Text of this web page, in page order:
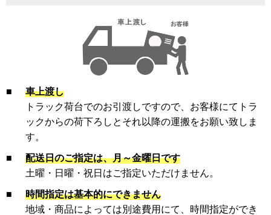
■
車上渡し
トラック荷台でのお引渡しですので、お客様にてトラ
ックからの荷下ろしとそれ以降の運搬をお願い致しま
す。
■
配送日のご指定は、月～金曜日です
土曜・日曜・祝日はご指定いただけません。
■
時間指定は基本的にできません
地域・商品によっては別途費用にて、時間指定ができ